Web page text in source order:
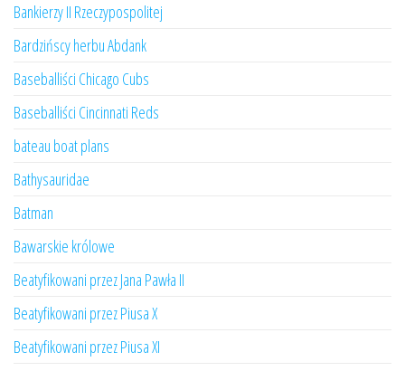
Bankierzy II Rzeczypospolitej
Bardzińscy herbu Abdank
Baseballiści Chicago Cubs
Baseballiści Cincinnati Reds
bateau boat plans
Bathysauridae
Batman
Bawarskie królowe
Beatyfikowani przez Jana Pawła II
Beatyfikowani przez Piusa X
Beatyfikowani przez Piusa XI